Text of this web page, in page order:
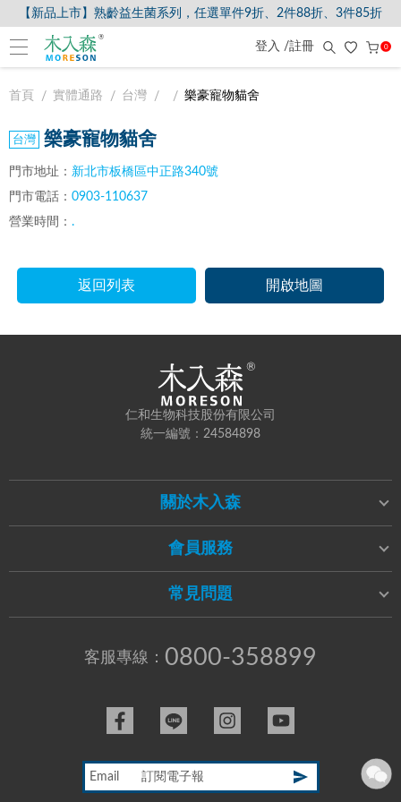
【新品上市】熟齡益生菌系列，任選單件9折、2件88折、3件85折
登入 /註冊 0
首頁 實體通路 台灣 樂豪寵物貓舍
樂豪寵物貓舍
門市地址： 新北市板橋區中正路340號
門市電話： 0903-110637
營業時間： .
返回列表 開啟地圖
仁和生物科技股份有限公司
統一編號：24584898
關於木入森
會員服務
常見問題
客服專線： 0800-358899
Email